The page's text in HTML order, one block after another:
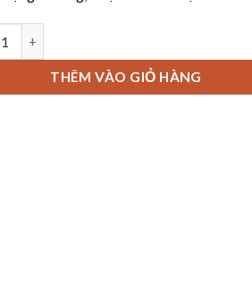
THÊM VÀO GIỎ HÀNG